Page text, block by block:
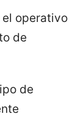
el operativo
de
de